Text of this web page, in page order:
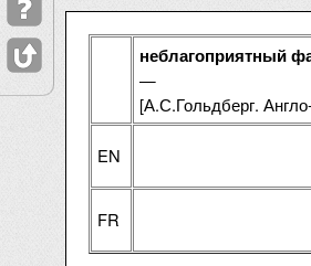
неблагоприятный
—
[А.С.Гольдберг.
EN
FR